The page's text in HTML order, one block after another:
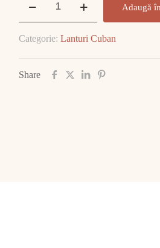
14K
Chain
Adaugă
Categorie: Lanturi Cuban
Share